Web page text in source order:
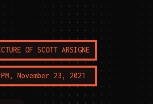
. . . . . . . . . . . . . . . . . . . . . . . . . . . . . . . . . . . . . . . . . . . . . . . . . . . . . . . . . . . . . . . . . . . . . . . . . . . . . . . . . . . . . . . . . . . . . . . . . . . . . . . . . . . . . . . . . . . . . . . . . . . . . . . . . . . . . . . . . . . . . . . . . . . . . . . . . . . . . . . . . . . . . . . . . . . . . . . . . . . . . . . . . . . . . . . . . . . . . . . . . . . . . . . . . . . . . . . . . . . . . . . . . . . . . . . . . . . . . . . . . . . . . . . . . . . . . . . . . . . . . . . . . . . . . . . . . . . . . . . . . . . . . . . . . . . . . . . . . . . . . . . . . . . . . . . . . . . . . . . . . . . . . . . . . . . . . . . . . . . . . . . . . . . . . . . . . . . . . . . . . . . . . . . . . . . . . . . . . . . . . . . . . . . . . . . . . . . . . . . . . . . . . . . . . . . . . . . . . . . . . . . . . . . . . . . . . . . . . . . . . . . . . . . . . . . . . . . . . . . . . . . . . . . . . . . . . . . . . . . . . . . . . . . . . . . . . . . . . . . . . . . . . . . . . . . . . . . . . . . . . . . . . . . . . . . . . . . . . . . . . . . . . . . . . . . . . . . . . . . . . . . . . . . . . . . . . . . . . . . . . . . . . . . . . . . . . . . . . . . . . . . . . . . . . . . . . . . . . . . . . . . . . . . . . . . . . . . . . . . . . . . . . . . . . . . . . . . . . . . . . . . . . . . . . . . . . . . . . . . . . . . . . . . . . . . . . . . . . . . . . . . . . . . . . . . . . . . . . . . . . . . . . . . . . . . . . . . . . . . . . . . . . . . . . . . . . . . . . . . . . . . . . . . . . . . . . . . . . . . . . . . . . . . . . . . . . . . . . . . . . . . . . . . . . . . . . . . . . . . . . . . . . . . . . . . . . . . . . . . . . . . . . . . . . . . . . . . . . . . . . . . . . . . . . . . . . . . . . . . . . . . . . . . . . . . . . . . . . . . . . . . . . . . . . . . . . . . . . . . . . . . . . . . . . . . . . . . . . . . . . . . . . . . . . . . . . . . . . . . . . . . . . . . . . . . . . . . . . . . . . . . . . . . . . . . . . . . . . . . . . . . . . . . . . . . . . . . . . . . . . . . . . . . . . . . . . . . . . . . . . . . . . . . . . . . . . . . . . . . . . . . . . . . . . . . . . . . . . . . . . . . . . . . . . . . . . . . . . . . . . . . . . . . . . . . . . . . . . . . . . . . . . . . . . . . . . . . . . . . . . . . . . . . . . . . . . . . . . . . . . . . . . . . . . . . . . . . . . . . . . . . . . . . . . . . . . . . . . . . . . . . . . . . . . . . . . . . . . . . . . . . . . . . . . . . . . . . . . . . . . . . . . . . . . . . . . . . . . . . . . . . . . . . . . . . . . . . . . . . . . . . . . . . . . . . . . . . . . . . . . . . . . . . . . . . . . . . . . . . . . . . . . . . . . . . . . . . . . . . . . . . . . . . . . . . . . . . . . . . . . . . . . . . . . . . . . . . . . . . . . . . . . . . . . . . . . . . . . . . . . . . . . . . . . . . . . . . . . . . . . . . . . . . . . . . . . . . . . . . . . . . . . . . . . . . . . . . . . . . . . . . . . . . . . . . . . . . . . . . . . . . . . . . . . . . . . . . . . . . . . . . . . . . . . . . . . . . . . . . . . . . . . . . . . . . . . . . . . . . . . . . . . . . . . . . . . . . . . . . . . . . . . . . . . . . . . . . . . . . . . . . . . . . . . . . . . . . . . . . . . . . . . . . . . . . . . . . . . . . . . . . . . . . . . . . . . . . . . . . . . . . . . . . . . . . . . . . . . . . . . . . . . . . . . . . . . . . . . . . . . . . . . . . . . . . . . . . . . . . . . . . . . . . . . . . . . . . . . . . . . . . . . . . . . . . . . . . . . . . . . . . . . . . . . . . . . . . . . . . . . . . . . . . . . . . . . . . . . . . . . . . . . . . . . . . . . . . . . . . . . . . . . . . . . . . . . . . . . . . . . . . . . . . . . . . . . . . . . . . . . . . . . . . . . . . . . . . . . . . . . . . . . . . . . . . . . . . . . . . . . . . . . . . . . . . . . . . . . . . . . .
OF SCOTT ARSIGNE
November 23, 2021